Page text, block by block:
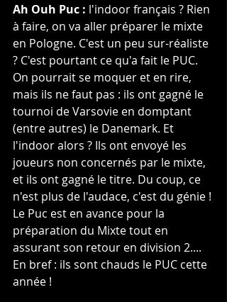
Ah Ouh Puc : l'indoor français ? Rien
à faire, on va aller préparer le mixte
en Pologne. C'est un peu sur-réaliste
? C'est pourtant ce qu'a fait le PUC.
On pourrait se moquer et en rire,
mais ils ne faut pas : ils ont gagné le
tournoi de Varsovie en domptant
(entre autres) le Danemark. Et
l'indoor alors ? Ils ont envoyé les
joueurs non concernés par le mixte,
et ils ont gagné le titre. Du coup, ce
n'est plus de l'audace, c'est du génie !
Le Puc est en avance pour la
préparation du Mixte tout en
assurant son retour en division 2....
En bref : ils sont chauds le PUC cette
année !